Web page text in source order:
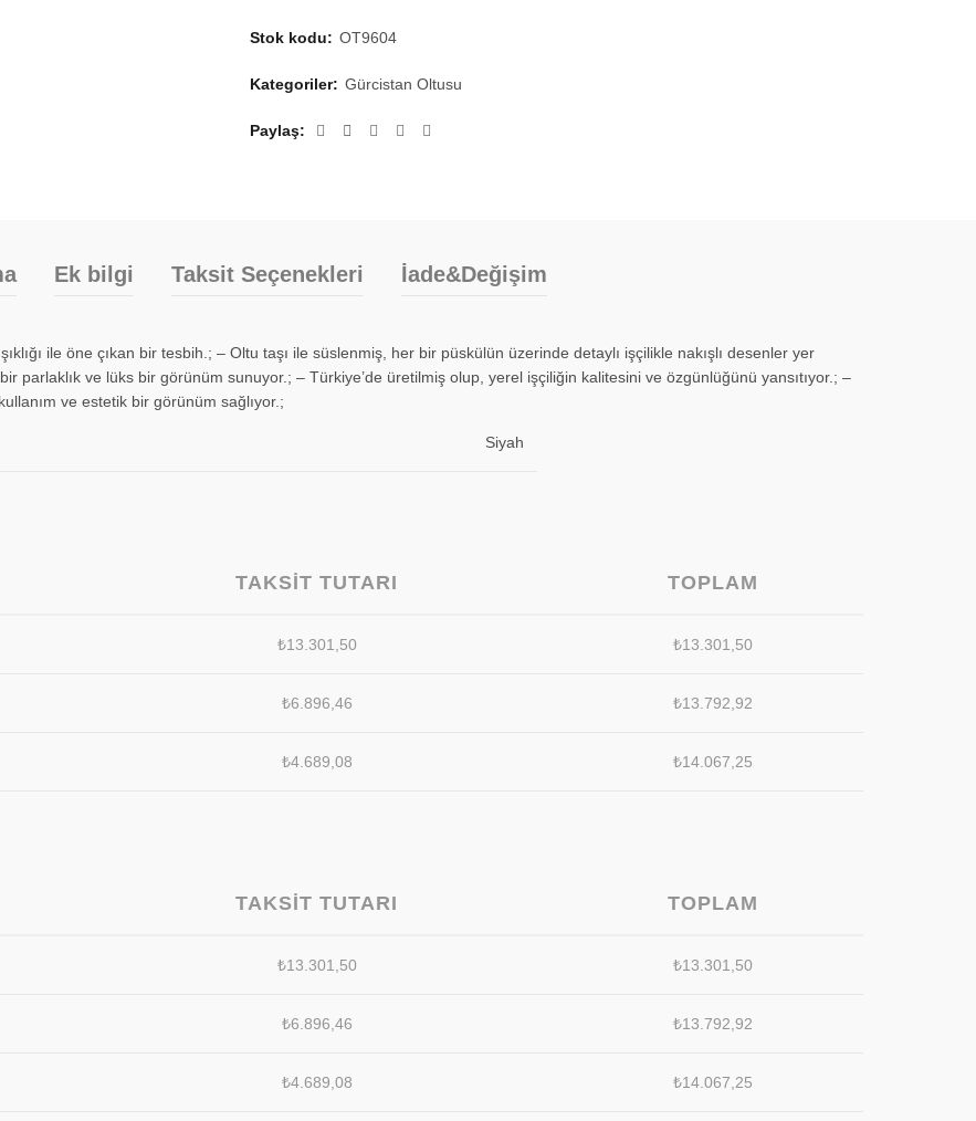
Stok kodu: OT9604
Kategoriler: Gürcistan Oltusu
Paylaş
Ek bilgi Taksit Seçenekleri İade&Değişim
ile öne çıkan bir tesbih.; – Oltu taşı ile süslenmiş, her bir püskülün üzerinde detaylı işçilikle nakışlı desenler yer
parlaklık ve lüks bir görünüm sunuyor.; – Türkiye’de üretilmiş olup, yerel işçiliğin kalitesini ve özgünlüğünü yansıtıyor.; –
ve estetik bir görünüm sağlıyor.;
Siyah
TAKSIT TUTARI TOPLAM
₺13.301,50 ₺13.301,50
₺6.896,46 ₺13.792,92
₺4.689,08 ₺14.067,25
TAKSIT TUTARI TOPLAM
₺13.301,50 ₺13.301,50
₺6.896,46 ₺13.792,92
₺4.689,08 ₺14.067,25